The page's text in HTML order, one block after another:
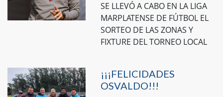
SE LLEVÓ A CABO EN LA LIGA
MARPLATENSE DE FÚTBOL EL
SORTEO DE LAS ZONAS Y
FIXTURE DEL TORNEO LOCAL
¡¡¡FELICIDADES
OSVALDO!!!